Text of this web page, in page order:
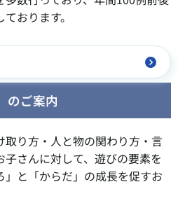
おります。
のご案内
り方・人と物の関わり方・言
さんに対して、遊びの要素を
と「からだ」の成長を促すお